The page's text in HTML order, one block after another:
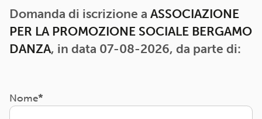
Domanda di iscrizione a ASSOCIAZIONE
PER LA PROMOZIONE SOCIALE BERGAMO
DANZA, in data 07-08-2026, da parte di:
Nome